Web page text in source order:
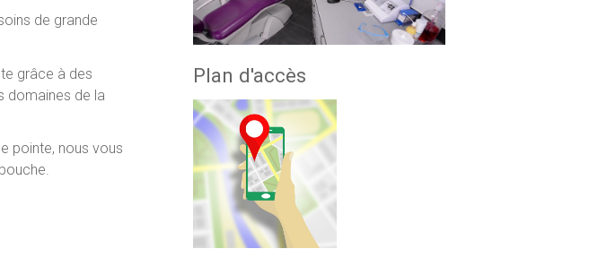
de grande
grâce à des
domaines de la
pointe, nous vous
Plan d'accès